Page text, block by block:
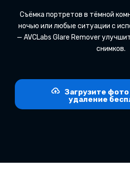
Съёмка портретов в тёмной
ночью или любые ситуации с
— AVCLabs Glare Remover
снимков.
Загрузите
удаление